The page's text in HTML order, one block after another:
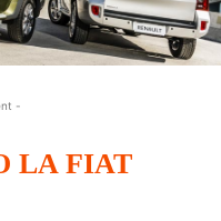
-
LA FIAT